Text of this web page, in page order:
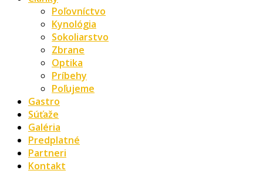
Poľovníctvo
Kynológia
Sokoliarstvo
Zbrane
Optika
Príbehy
Poľujeme
Gastro
Súťaže
Galéria
Predplatné
Partneri
Kontakt